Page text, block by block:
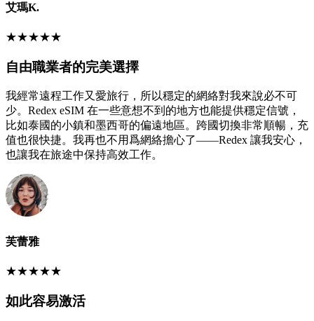
艾瑪K.
★★★★★
自由職業者的完美選擇
我經常遠程工作又愛旅行，所以穩定的網絡對我來說必不可
少。Redex eSIM 在一些意想不到的地方也能提供穩定信號，
比如泰國的小鎮和墨西哥的偏遠地區。跨國切換非常順暢，充
值也很快捷。我再也不用爲網絡擔心了——Redex 讓我安心，
也讓我在旅途中保持高效工作。
芙蕾雅
★★★★★
如此容易激活